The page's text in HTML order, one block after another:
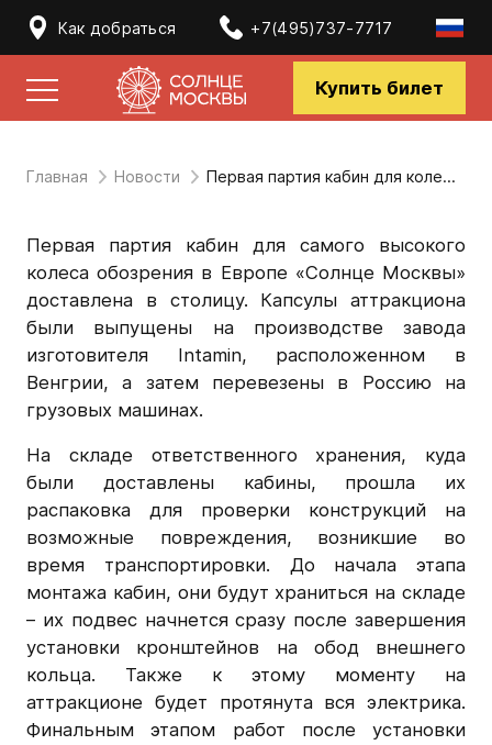
Как добраться +7(495)737-7717
Купить билет
Главная Новости Первая партия кабин для колеса обозрения в столице
Первая партия кабин для самого высокого
колеса обозрения в Европе «Солнце Москвы»
доставлена в столицу. Капсулы аттракциона
были выпущены на производстве завода
изготовителя Intamin, расположенном в
Венгрии, а затем перевезены в Россию на
грузовых машинах.
На складе ответственного хранения, куда
были доставлены кабины, прошла их
распаковка для проверки конструкций на
возможные повреждения, возникшие во
время транспортировки. До начала этапа
монтажа кабин, они будут храниться на складе
– их подвес начнется сразу после завершения
установки кронштейнов на обод внешнего
кольца. Также к этому моменту на
аттракционе будет протянута вся электрика.
Финальным этапом работ после установки